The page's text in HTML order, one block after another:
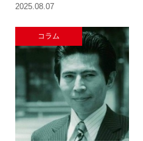
2025.08.07
コラム